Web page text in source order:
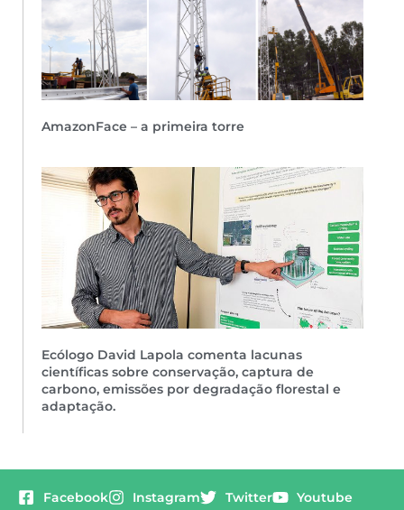
AmazonFace – a primeira torre
Ecólogo David Lapola comenta lacunas
científicas sobre conservação, captura de
carbono, emissões por degradação florestal e
adaptação.
Facebook Instagram Twitter Youtube